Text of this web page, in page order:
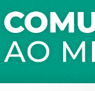
Taxas R$